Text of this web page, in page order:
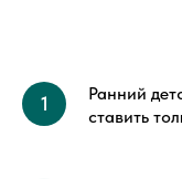
Ранний
ставить